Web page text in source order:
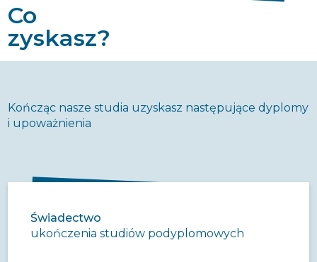
Co
zyskasz?
Kończąc nasze studia uzyskasz następujące dyplomy
i upoważnienia
Świadectwo
ukończenia studiów podyplomowych